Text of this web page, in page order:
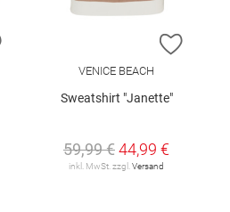
ZUR WUNSCHLISTE HINZUFÜGEN
ZUR
VENICE BEACH
Sweatshirt "Janette"
59,99 €44,99 €
inkl. MwSt. zzgl. Versand